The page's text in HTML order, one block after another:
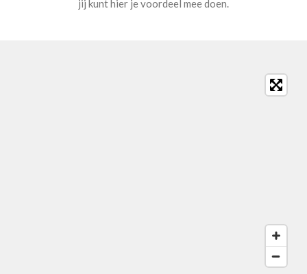
jij kunt hier je voordeel mee doen.